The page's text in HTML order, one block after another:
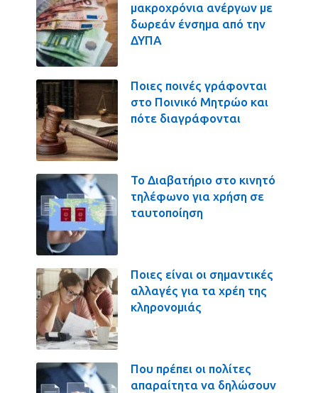
μακροχρόνια ανέργων με
δωρεάν ένσημα από την
ΔΥΠΑ
Ποιες ποινές γράφονται
στο Ποινικό Μητρώο και
πότε διαγράφονται
Το Διαβατήριο στο κινητό
τηλέφωνο για χρήση σε
ταυτοποίηση
Ποιες είναι οι σημαντικές
αλλαγές για τα χρέη της
κληρονομιάς
Που πρέπει οι πολίτες
απαραίτητα να δηλώσουν